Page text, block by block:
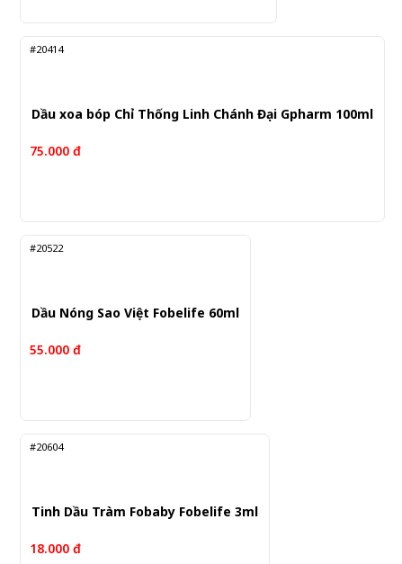
#20414
Dầu xoa bóp Chỉ Thống Linh Chánh Đại Gpharm 100ml
75.000 đ
#20522
Dầu Nóng Sao Việt Fobelife 60ml
55.000 đ
#20604
Tinh Dầu Tràm Fobaby Fobelife 3ml
18.000 đ